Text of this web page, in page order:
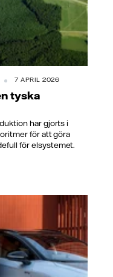
7 APRIL 2026
tyska
har gjorts i
för att göra
för elsystemet.